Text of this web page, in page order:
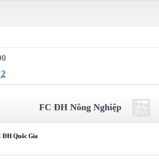
FC ĐH Nông Nghiệp
ĐH Quốc Gia